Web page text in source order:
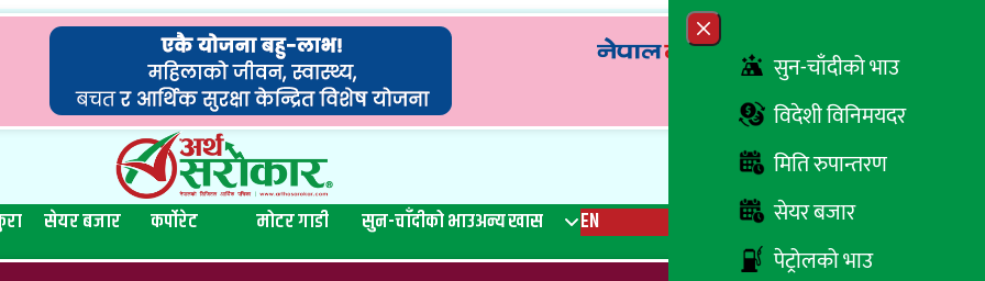
Close menu
सुन-चाँदीको भाउ
विदेशी विनिमयदर
मिति रुपान्तरण
सेयर बजार
पेट्रोलको भाउ
सेयर बजार कर्पोरेट मोटर गाडी सुन-चाँदीको भाउअन्य खास EN रेडियो